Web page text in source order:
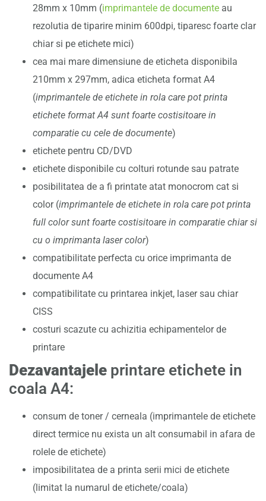
28mm x 10mm (imprimantele de documente au
rezolutia de tiparire minim 600dpi, tiparesc foarte clar
chiar si pe etichete mici)
cea mai mare dimensiune de eticheta disponibila
210mm x 297mm, adica eticheta format A4
(imprimantele de etichete in rola care pot printa
etichete format A4 sunt foarte costisitoare in
comparatie cu cele de documente)
etichete pentru CD/DVD
etichete disponibile cu colturi rotunde sau patrate
posibilitatea de a fi printate atat monocrom cat si
color (imprimantele de etichete in rola care pot printa
full color sunt foarte costisitoare in comparatie chiar si
cu o imprimanta laser color)
compatibilitate perfecta cu orice imprimanta de
documente A4
compatibilitate cu printarea inkjet, laser sau chiar
CISS
costuri scazute cu achizitia echipamentelor de
printare
Dezavantajele printare etichete in
coala A4:
consum de toner / cerneala (imprimantele de etichete
direct termice nu exista un alt consumabil in afara de
rolele de etichete)
imposibilitatea de a printa serii mici de etichete
(limitat la numarul de etichete/coala)